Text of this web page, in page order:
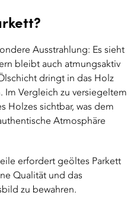
Ausstrahlung: Es sieht
bleibt auch atmungsaktiv
dringt in das Holz
Im Vergleich zu versiegeltem
Holzes sichtbar, was dem
Atmosphäre
erfordert geöltes Parkett
Qualität und das
zu bewahren.